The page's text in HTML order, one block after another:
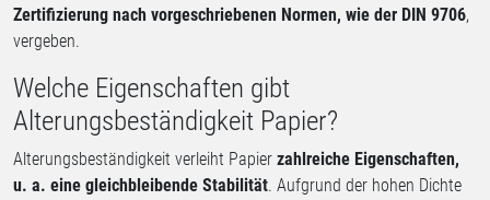
Zertifizierung nach vorgeschriebenen Normen, wie der DIN 9706,
vergeben.
Welche Eigenschaften gibt
Alterungsbeständigkeit Papier?
Alterungsbeständigkeit verleiht Papier zahlreiche Eigenschaften,
u. a. eine gleichbleibende Stabilität. Aufgrund der hohen Dichte